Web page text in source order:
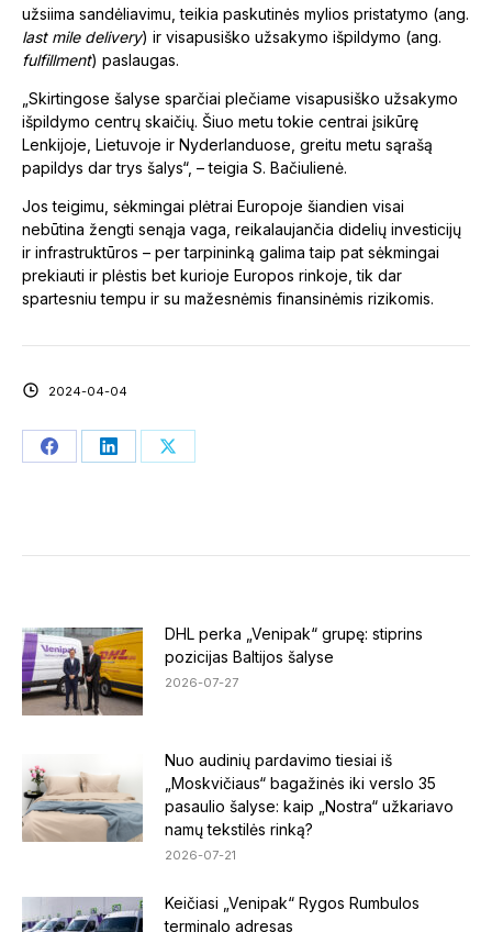
užsiima sandėliavimu, teikia paskutinės mylios pristatymo (ang.
last mile delivery) ir visapusiško užsakymo išpildymo (ang.
fulfillment) paslaugas.
„Skirtingose šalyse sparčiai plečiame visapusiško užsakymo
išpildymo centrų skaičių. Šiuo metu tokie centrai įsikūrę
Lenkijoje, Lietuvoje ir Nyderlanduose, greitu metu sąrašą
papildys dar trys šalys“, – teigia S. Bačiulienė.
Jos teigimu, sėkmingai plėtrai Europoje šiandien visai
nebūtina žengti senąja vaga, reikalaujančia didelių investicijų
ir infrastruktūros – per tarpininką galima taip pat sėkmingai
prekiauti ir plėstis bet kurioje Europos rinkoje, tik dar
spartesniu tempu ir su mažesnėmis finansinėmis rizikomis.
2024-04-04
Share Share Share
DHL perka „Venipak“ grupę: stiprins
pozicijas Baltijos šalyse
2026-07-27
Nuo audinių pardavimo tiesiai iš
„Moskvičiaus“ bagažinės iki verslo 35
pasaulio šalyse: kaip „Nostra“ užkariavo
namų tekstilės rinką?
2026-07-21
Keičiasi „Venipak“ Rygos Rumbulos
terminalo adresas